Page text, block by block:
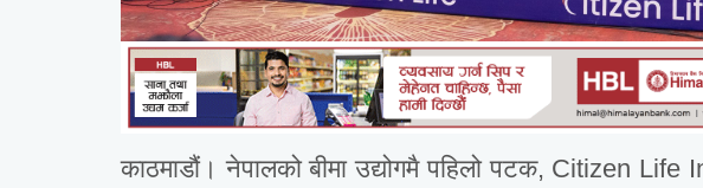
काठमाडौं। नेपालको बीमा उद्योगमै पहिलो पटक, Citizen